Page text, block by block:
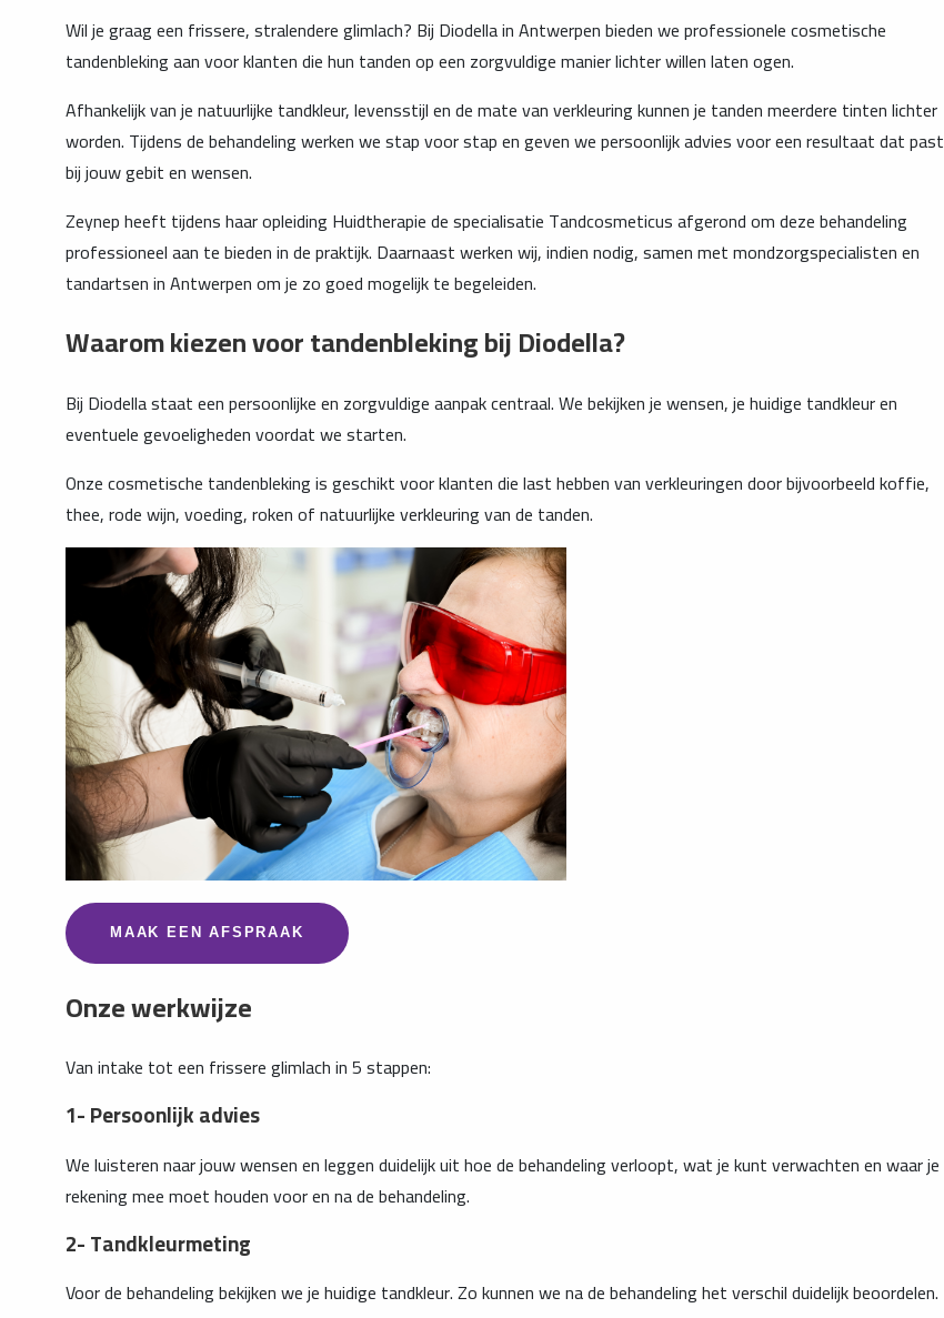
Wil je graag een frissere, stralendere glimlach? Bij Diodella in Antwerpen bieden we professionele cosmetische
tandenbleking aan voor klanten die hun tanden op een zorgvuldige manier lichter willen laten ogen.
Afhankelijk van je natuurlijke tandkleur, levensstijl en de mate van verkleuring kunnen je tanden meerdere tinten lichter
worden. Tijdens de behandeling werken we stap voor stap en geven we persoonlijk advies voor een resultaat dat past
bij jouw gebit en wensen.
Zeynep heeft tijdens haar opleiding Huidtherapie de specialisatie Tandcosmeticus afgerond om deze behandeling
professioneel aan te bieden in de praktijk. Daarnaast werken wij, indien nodig, samen met mondzorgspecialisten en
tandartsen in Antwerpen om je zo goed mogelijk te begeleiden.
Waarom kiezen voor tandenbleking bij Diodella?
Bij Diodella staat een persoonlijke en zorgvuldige aanpak centraal. We bekijken je wensen, je huidige tandkleur en
eventuele gevoeligheden voordat we starten.
Onze cosmetische tandenbleking is geschikt voor klanten die last hebben van verkleuringen door bijvoorbeeld koffie,
thee, rode wijn, voeding, roken of natuurlijke verkleuring van de tanden.
MAAK EEN AFSPRAAK
Onze werkwijze
Van intake tot een frissere glimlach in 5 stappen:
1- Persoonlijk advies
We luisteren naar jouw wensen en leggen duidelijk uit hoe de behandeling verloopt, wat je kunt verwachten en waar je
rekening mee moet houden voor en na de behandeling.
2- Tandkleurmeting
Voor de behandeling bekijken we je huidige tandkleur. Zo kunnen we na de behandeling het verschil duidelijk beoordelen.